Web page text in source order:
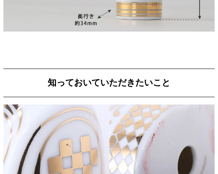
知っておいていただきたいこと